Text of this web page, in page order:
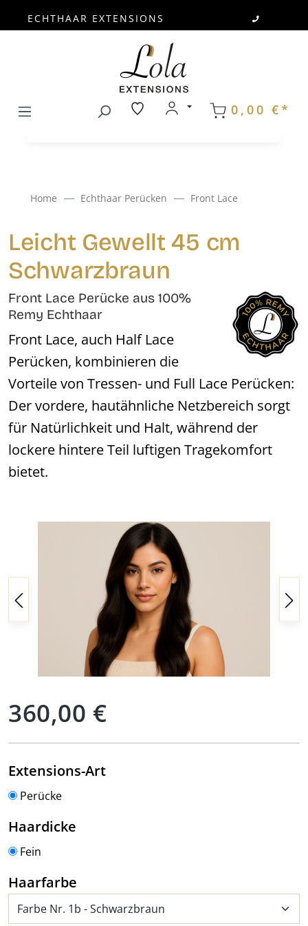
ECHTHAAR EXTENSIONS
0,00 €*
Home Echthaar Perücken Front Lace
Leicht Gewellt 45 cm
Schwarzbraun
Front Lace Perücke aus 100%
Remy Echthaar
Front Lace, auch Half Lace
Perücken, kombinieren die
Vorteile von Tressen- und Full Lace Perücken:
Der vordere, hautähnliche Netzbereich sorgt
für Natürlichkeit und Halt, während der
lockere hintere Teil luftigen Tragekomfort
bietet.
Bildergalerie überspringen
360,00 €
Extensions-Artauswählen
Perücke
Haardicke
Fein
Haarfarbe